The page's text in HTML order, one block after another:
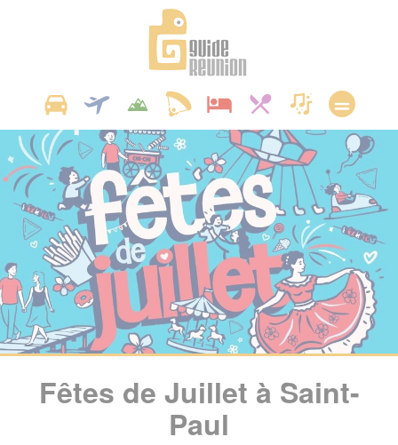
Fêtes de Juillet à Saint-
Paul
Panneau de gestion des cookies